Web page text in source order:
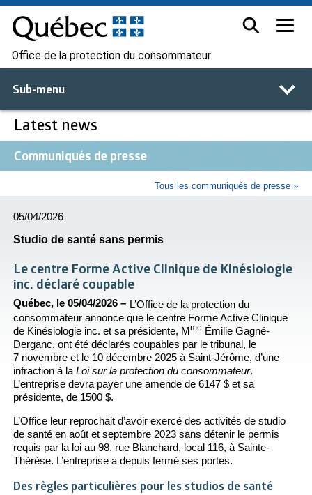
Office de la protection du consommateur
Sub-menu
Latest news
Communiqués de presse
Tous les communiqués de presse »
05/04/2026
Studio de santé sans permis
Le centre Forme Active Clinique de Kinésiologie
inc. déclaré coupable
Québec, le 05/04/2026 – L’Office de la protection du
consommateur annonce que le centre Forme Active Clinique
de Kinésiologie inc. et sa présidente, Mme Émilie Gagné-
Derganc, ont été déclarés coupables par le tribunal, le
7 novembre et le 10 décembre 2025 à Saint-Jérôme, d’une
infraction à la Loi sur la protection du consommateur.
L’entreprise devra payer une amende de 6147 $ et sa
présidente, de 1500 $.
L’Office leur reprochait d’avoir exercé des activités de studio
de santé en août et septembre 2023 sans détenir le permis
requis par la loi au 98, rue Blanchard, local 116, à Sainte-
Thérèse. L’entreprise a depuis fermé ses portes.
Des règles particulières pour les studios de santé